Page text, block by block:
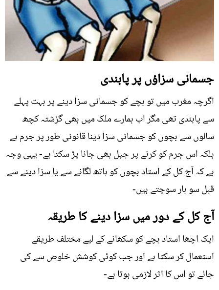
جسمانی سزاؤں پر پابندی
اگرچہ مغرب میں تو بچے کو جسمانی سزا دینے پر بہت پہلے
سے پابندی تھی مگر اب ہمارے ملک میں بھی گزشتہ کچھ
سالوں سے بچوں کو جسمانی سزا دینا قانونی طور پر جرم ہے
بلکہ اس جرم کو کرنے پر جیل بھی جانا پڑ سکتا ہے- یہی وجہ
ہے کہ آج کل کے استاد بچوں کو ہاتھ لگانے سے یا سزا دینے سے
قبل سو بار سوچتے ہیں-
آج کل کے دور میں سزا دینے کا طریقہ
ایک اچھا استاد بچے کو سکھانے کے لیے مختلف طریقے
استعمال کر سکتا ہے اور جب کوئی کوشش خلوص سے کی
جائے تو اس کا اثر لازمی ہوتا ہے-